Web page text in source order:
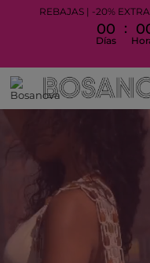
REBAJAS | -20%
00
Días
: